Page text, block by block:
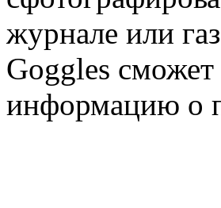
журнале или
Goggles
информацию о